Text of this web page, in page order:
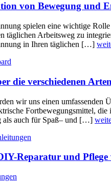
von Bewegung und
spielen eine wichtige
täglichen Arbeitsweg zu
in Ihren täglichen […]
die verschiedenen
wir uns einen umfassenden
Fortbewegungsmittel,
als auch für Spaß– und […]
Reparatur und